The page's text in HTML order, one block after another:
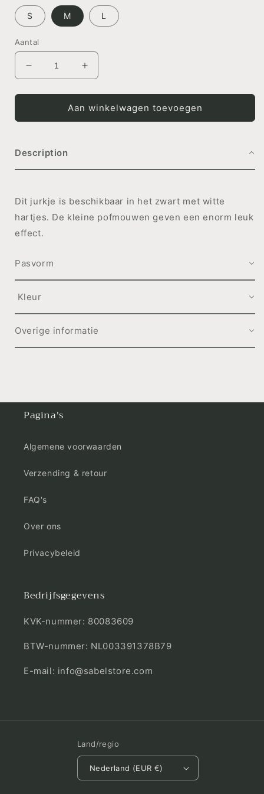
S M L
Aantal
Aantal
verlagen
voor
Little
Aantal
verhogen
voor
DRESS
Little
Aan winkelwagen toevoegen
Description
Dit jurkje is beschikbaar in het zwart met witte
hartjes. De kleine pofmouwen geven een enorm leuk
effect.
Pasvorm
Kleur
Overige informatie
Pagina's
Algemene voorwaarden
Verzending & retour
FAQ's
Over ons
Privacybeleid
Bedrijfsgegevens
KVK-nummer: 80083609
BTW-nummer: NL003391378B79
E-mail: info@sabelstore.com
Land/regio
Nederland (EUR €)